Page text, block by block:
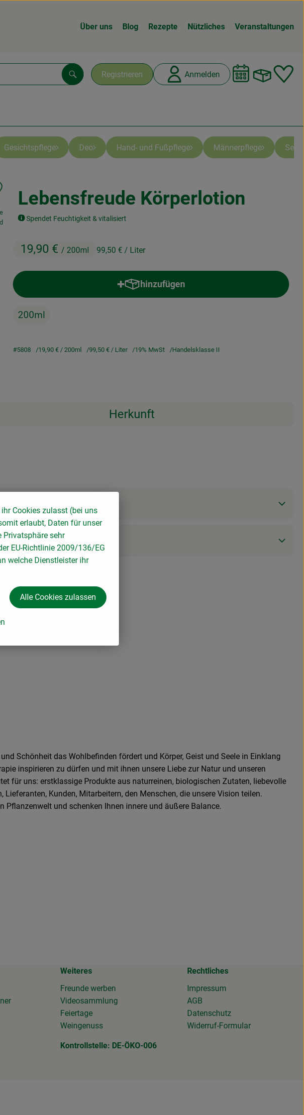
Über uns Blog Rezepte Nützliches Veranstaltungen
Registrieren Anmelden
Suchen
Gesichtspflege Deo Hand- und Fußpflege Männerpflege
Lebensfreude Körperlotion
Spendet Feuchtigkeit & vitalisiert
19,90 € / 200ml 99,50 € / Liter
Produkt zu Favouriten hinzufügen
hinzufügen
Produkt zum Warenkorb hinzufügen
200ml
#5808 19,90 € / 200ml 99,50 € / Liter 19% MwSt Handelsklasse II
Herkunft
Schönheit das Wohlbefinden fördert und Körper, Geist und Seele in Einklang
inspirieren zu dürfen und mit ihnen unsere Liebe zur Natur und unseren
für uns: erstklassige Produkte aus naturreinen, biologischen Zutaten, liebevolle
Kunden, Mitarbeitern, den Menschen, die unsere Vision teilen.
und schenken Ihnen innere und äußere Balance.
Weiteres
Freunde werben
Videosammlung
Feiertage
Weingenuss
Rechtliches
Impressum
AGB
Datenschutz
Widerruf-Formular
?locale=de_DE
Kontrollstelle: DE-ÖKO-006
Cookies zulasst (bei uns
erlaubt, Daten für unser
Privatsphäre sehr
EU-Richtlinie 2009/136/EG
welche Dienstleister ihr
Alle Cookies zulassen